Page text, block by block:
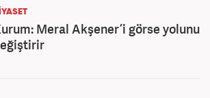
Meral Akşener’i görse yolunu